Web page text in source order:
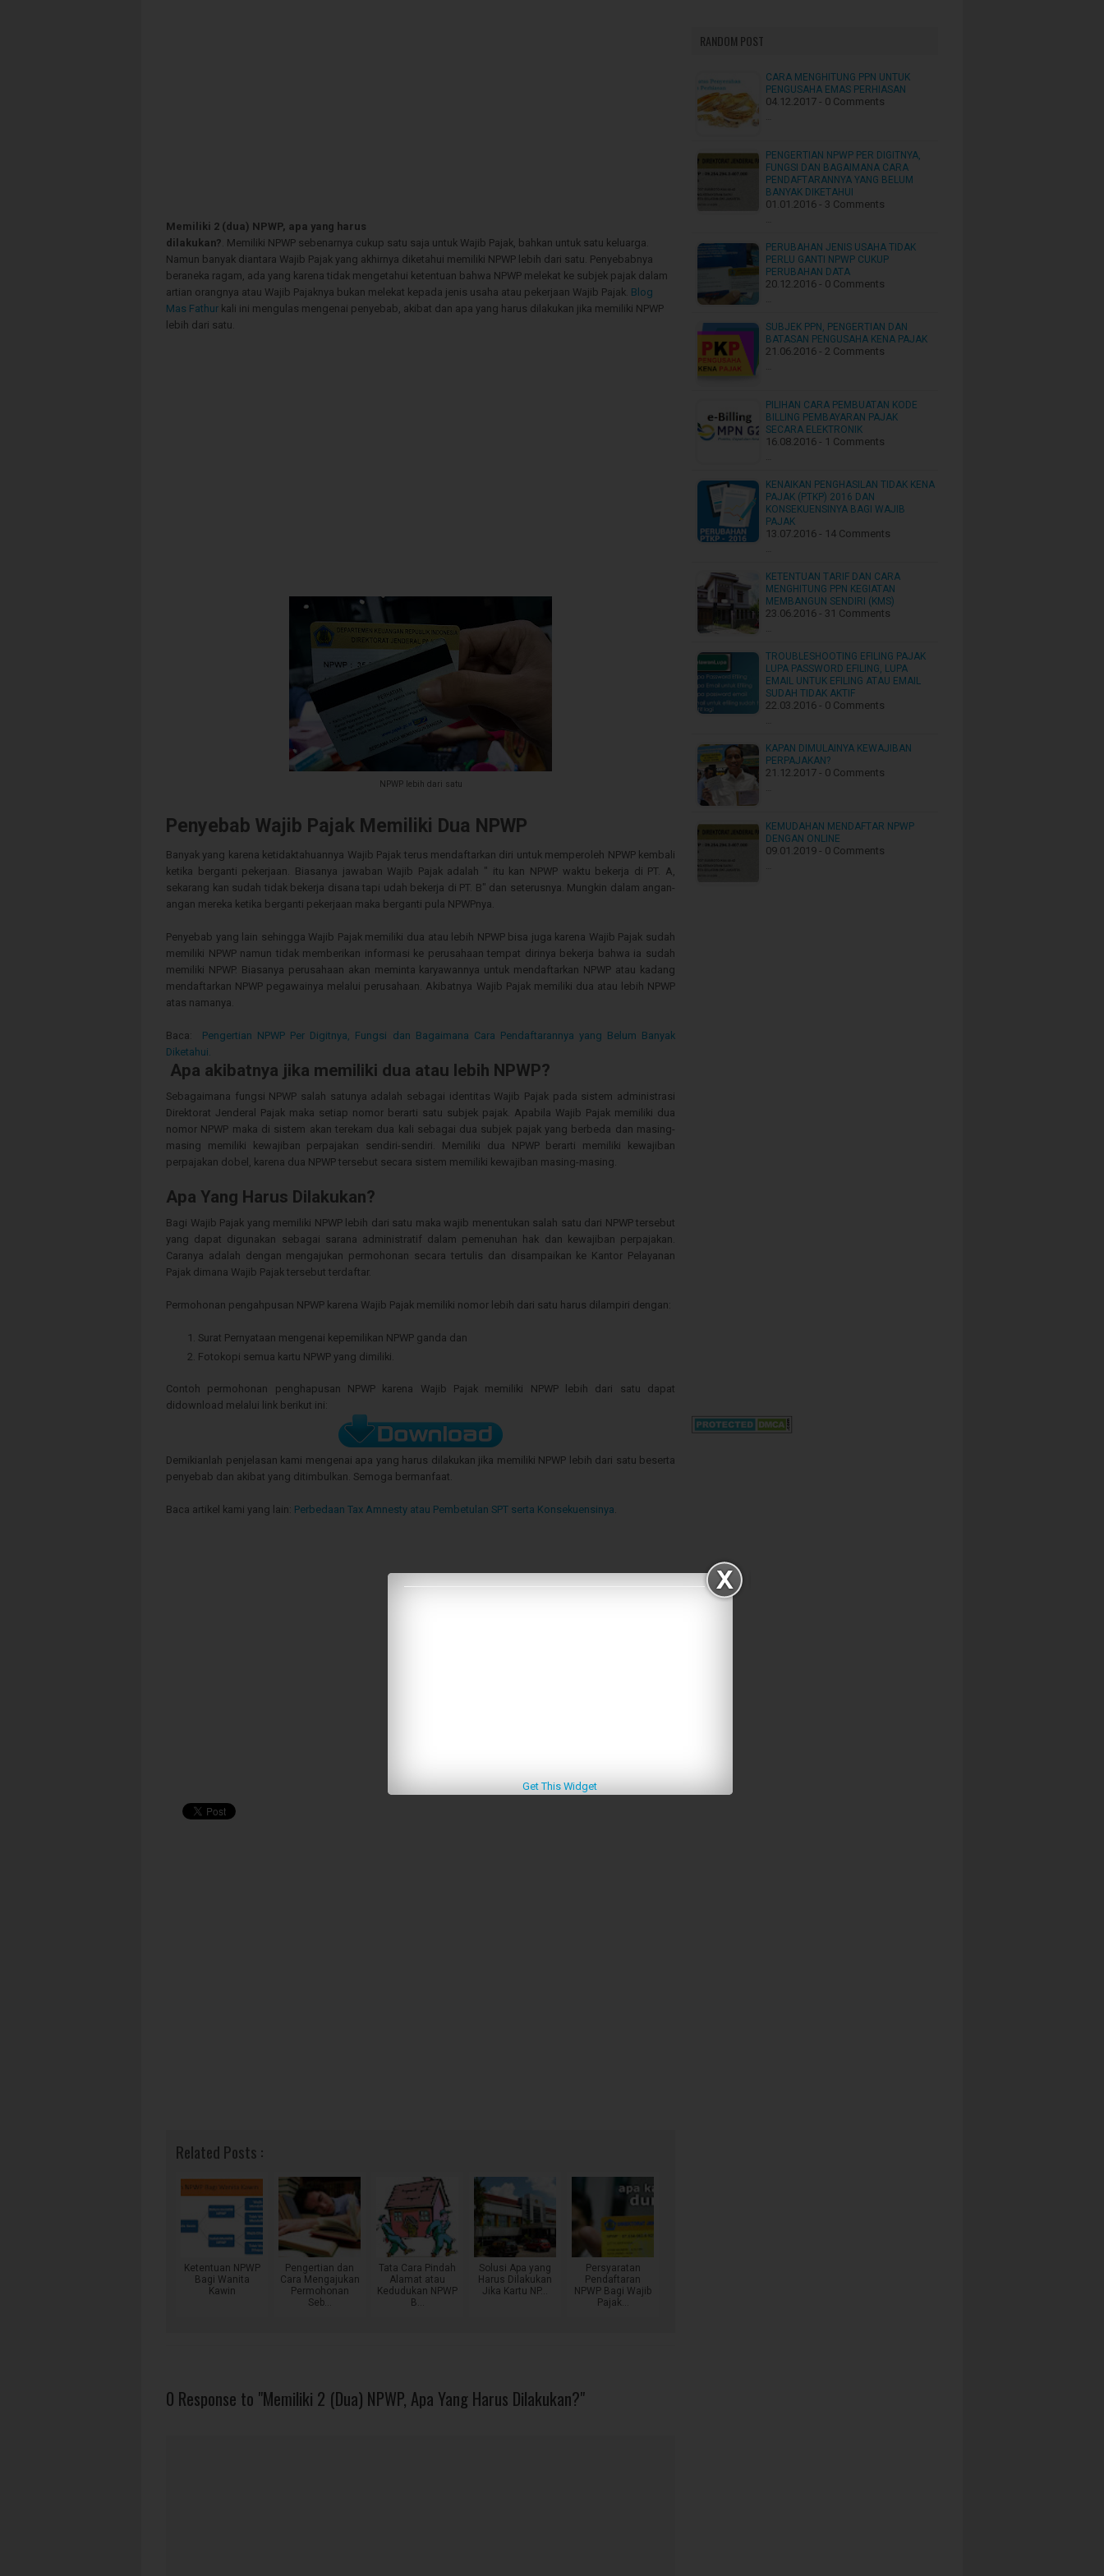
Memiliki 2 (dua) NPWP, apa yang harus
dilakukan? . Memiliki NPWP sebenarnya cukup satu saja untuk Wajib Pajak, bahkan untuk satu keluarga.
Namun banyak diantara Wajib Pajak yang akhirnya diketahui memiliki NPWP lebih dari satu. Penyebabnya
beraneka ragam, ada yang karena tidak mengetahui ketentuan bahwa NPWP melekat ke subjek pajak dalam
artian orangnya atau Wajib Pajaknya bukan melekat kepada jenis usaha atau pekerjaan Wajib Pajak. Blog
Mas Fathur kali ini mengulas mengenai penyebab, akibat dan apa yang harus dilakukan jika memiliki NPWP
lebih dari satu.
NPWP lebih dari satu
Penyebab Wajib Pajak Memiliki Dua NPWP
Banyak yang karena ketidaktahuannya Wajib Pajak terus mendaftarkan diri untuk memperoleh NPWP kembali
ketika berganti pekerjaan. Biasanya jawaban Wajib Pajak adalah " itu kan NPWP waktu bekerja di PT. A,
sekarang kan sudah tidak bekerja disana tapi udah bekerja di PT. B" dan seterusnya. Mungkin dalam angan-
angan mereka ketika berganti pekerjaan maka berganti pula NPWPnya.
Penyebab yang lain sehingga Wajib Pajak memiliki dua atau lebih NPWP bisa juga karena Wajib Pajak sudah
memiliki NPWP namun tidak memberikan informasi ke perusahaan tempat dirinya bekerja bahwa ia sudah
memiliki NPWP. Biasanya perusahaan akan meminta karyawannya untuk mendaftarkan NPWP atau kadang
mendaftarkan NPWP pegawainya melalui perusahaan. Akibatnya Wajib Pajak memiliki dua atau lebih NPWP
atas namanya.
Baca: Pengertian NPWP Per Digitnya, Fungsi dan Bagaimana Cara Pendaftarannya yang Belum Banyak
Diketahui.
Apa akibatnya jika memiliki dua atau lebih NPWP?
Sebagaimana fungsi NPWP salah satunya adalah sebagai identitas Wajib Pajak pada sistem administrasi
Direktorat Jenderal Pajak maka setiap nomor berarti satu subjek pajak. Apabila Wajib Pajak memiliki dua
nomor NPWP maka di sistem akan terekam dua kali sebagai dua subjek pajak yang berbeda dan masing-
masing memiliki kewajiban perpajakan sendiri-sendiri. Memiliki dua NPWP berarti memiliki kewajiban
perpajakan dobel, karena dua NPWP tersebut secara sistem memiliki kewajiban masing-masing.
Apa Yang Harus Dilakukan?
Bagi Wajib Pajak yang memiliki NPWP lebih dari satu maka wajib menentukan salah satu dari NPWP tersebut
yang dapat digunakan sebagai sarana administratif dalam pemenuhan hak dan kewajiban perpajakan.
Caranya adalah dengan mengajukan permohonan secara tertulis dan disampaikan ke Kantor Pelayanan
Pajak dimana Wajib Pajak tersebut terdaftar.
Permohonan pengahpusan NPWP karena Wajib Pajak memiliki nomor lebih dari satu harus dilampiri dengan:
Surat Pernyataan mengenai kepemilikan NPWP ganda dan
Fotokopi semua kartu NPWP yang dimiliki.
Contoh permohonan penghapusan NPWP karena Wajib Pajak memiliki NPWP lebih dari satu dapat
didownload melalui link berikut ini:
Demikianlah penjelasan kami mengenai apa yang harus dilakukan jika memiliki NPWP lebih dari satu beserta
penyebab dan akibat yang ditimbulkan. Semoga bermanfaat.
Baca artikel kami yang lain: Perbedaan Tax Amnesty atau Pembetulan SPT serta Konsekuensinya.
Related Posts :
Ketentuan NPWP
Bagi Wanita
Kawin
Pengertian dan
Cara Mengajukan
Permohonan
Seb...
Tata Cara Pindah
Alamat atau
Kedudukan NPWP
B...
Solusi Apa yang
Harus Dilakukan
Jika Kartu NP...
Persyaratan
Pendaftaran
NPWP Bagi Wajib
Pajak...
0 Response to "Memiliki 2 (Dua) NPWP, Apa Yang Harus Dilakukan?"
Get This Widget
RANDOM POST
CARA MENGHITUNG PPN UNTUK
PENGUSAHA EMAS PERHIASAN
04.12.2017 - 0 Comments
PENGERTIAN NPWP PER DIGITNYA,
FUNGSI DAN BAGAIMANA CARA
PENDAFTARANNYA YANG BELUM
BANYAK DIKETAHUI
01.01.2016 - 3 Comments
PERUBAHAN JENIS USAHA TIDAK
PERLU GANTI NPWP CUKUP
PERUBAHAN DATA
20.12.2016 - 0 Comments
SUBJEK PPN, PENGERTIAN DAN
BATASAN PENGUSAHA KENA PAJAK
21.06.2016 - 2 Comments
PILIHAN CARA PEMBUATAN KODE
BILLING PEMBAYARAN PAJAK
SECARA ELEKTRONIK
16.08.2016 - 1 Comments
KENAIKAN PENGHASILAN TIDAK KENA
PAJAK (PTKP) 2016 DAN
KONSEKUENSINYA BAGI WAJIB
PAJAK
13.07.2016 - 14 Comments
KETENTUAN TARIF DAN CARA
MENGHITUNG PPN KEGIATAN
MEMBANGUN SENDIRI (KMS)
23.06.2016 - 31 Comments
TROUBLESHOOTING EFILING PAJAK
LUPA PASSWORD EFILING, LUPA
EMAIL UNTUK EFILING ATAU EMAIL
SUDAH TIDAK AKTIF
22.03.2016 - 0 Comments
KAPAN DIMULAINYA KEWAJIBAN
PERPAJAKAN?
21.12.2017 - 0 Comments
KEMUDAHAN MENDAFTAR NPWP
DENGAN ONLINE
09.01.2019 - 0 Comments